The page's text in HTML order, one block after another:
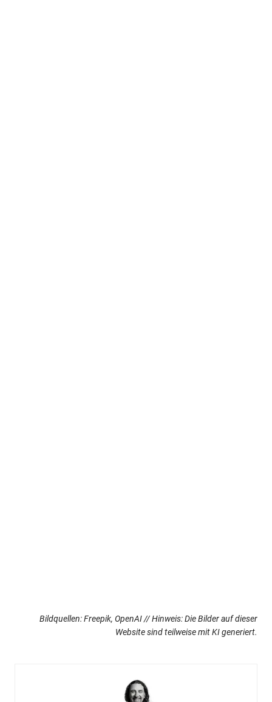
Bildquellen: Freepik, OpenAI // Hinweis: Die Bilder auf dieser
Website sind teilweise mit KI generiert.